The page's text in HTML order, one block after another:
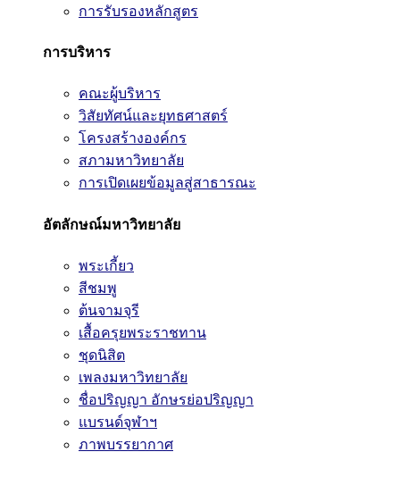
การรับรองหลักสูตร
การบริหาร
คณะผู้บริหาร
วิสัยทัศน์และยุทธศาสตร์
โครงสร้างองค์กร
สภามหาวิทยาลัย
การเปิดเผยข้อมูลสู่สาธารณะ
อัตลักษณ์มหาวิทยาลัย
พระเกี้ยว
สีชมพู
ต้นจามจุรี
เสื้อครุยพระราชทาน
ชุดนิสิต
เพลงมหาวิทยาลัย
ชื่อปริญญา อักษรย่อปริญญา
แบรนด์จุฬาฯ
ภาพบรรยากาศ